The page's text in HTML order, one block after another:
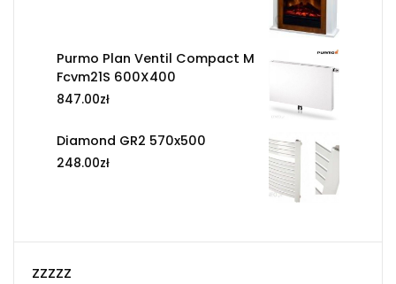
Purmo Plan Ventil Compact M
Fcvm21S 600X400
847.00zł
Diamond GR2 570x500
248.00zł
zzzzz